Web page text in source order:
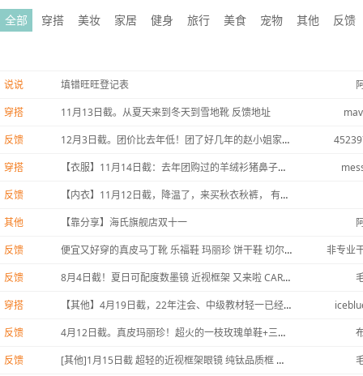
全部 穿搭 美妆 家居 健身 旅行 美食 宠物 其他 反馈
说说 填错旺旺登记表
穿搭
11月13日截。从夏天来到冬天到雪地靴 反馈地址
反馈
12月3日截。团价比去年低！团了好几年的赵小姐家ugg
穿搭
【衣服】11月14日截：去年团购过的羊绒衫猪鼻子竹节扣等。
反馈
【内衣】11月12日截，降温了，来买秋衣秋裤， 有翻页福利！
其他
【靠分享】海氏旗舰店双十一
反馈
便宜又好穿的真皮马丁靴 乐福鞋 玛丽珍 饼干鞋 切尔西
非专业
反馈
8月4日截！夏日可配度数墨镜 近视框架 又来啦 CARIN/GM/CELINE全都有 更新翻页福利！
穿搭
【其他】4月19日截，22年注会、中级教材轻一已经出了，会计人们冲鸭！
反馈
4月12日截。真皮玛丽珍！超火的一枝玫瑰单鞋+三孔马丁靴！
反馈
[其他]1月15日截 超轻的近视框架眼镜 纯钛品质框 平价透明框